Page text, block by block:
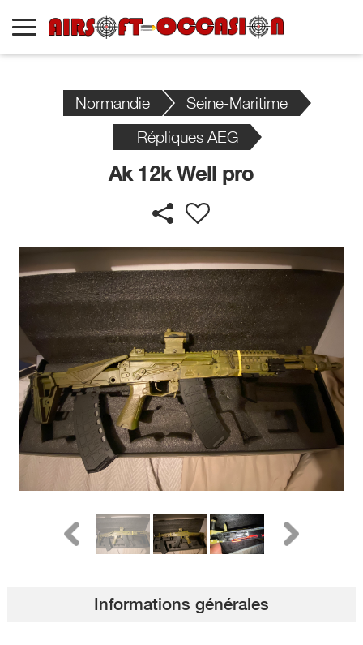
Normandie
Seine-Maritime
Répliques AEG
Ak 12k Well pro
Informations générales